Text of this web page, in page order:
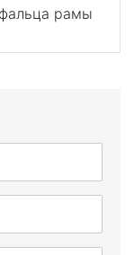
рамы